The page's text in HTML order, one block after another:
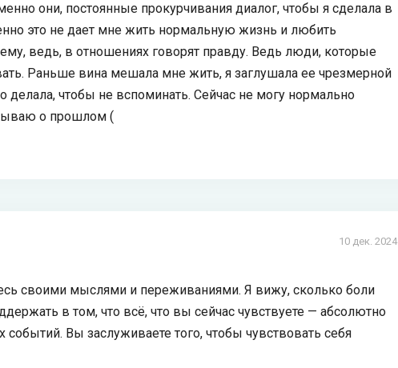
они, постоянные прокурчивания диалог, чтобы я сделала в
это не дает мне жить нормальную жизнь и любить
ведь, в отношениях говорят правду. Ведь люди, которые
Раньше вина мешала мне жить, я заглушала ее чрезмерной
делала, чтобы не вспоминать. Сейчас не могу нормально
о прошлом (
10 дек. 2024
своими мыслями и переживаниями. Я вижу, сколько боли
в том, что всё, что вы сейчас чувствуете — абсолютно
событий. Вы заслуживаете того, чтобы чувствовать себя